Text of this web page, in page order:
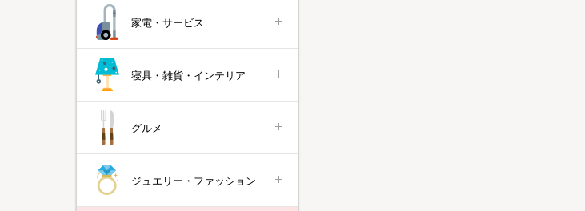
家電・サービス
寝具・雑貨・インテリア
グルメ
ジュエリー・ファッション